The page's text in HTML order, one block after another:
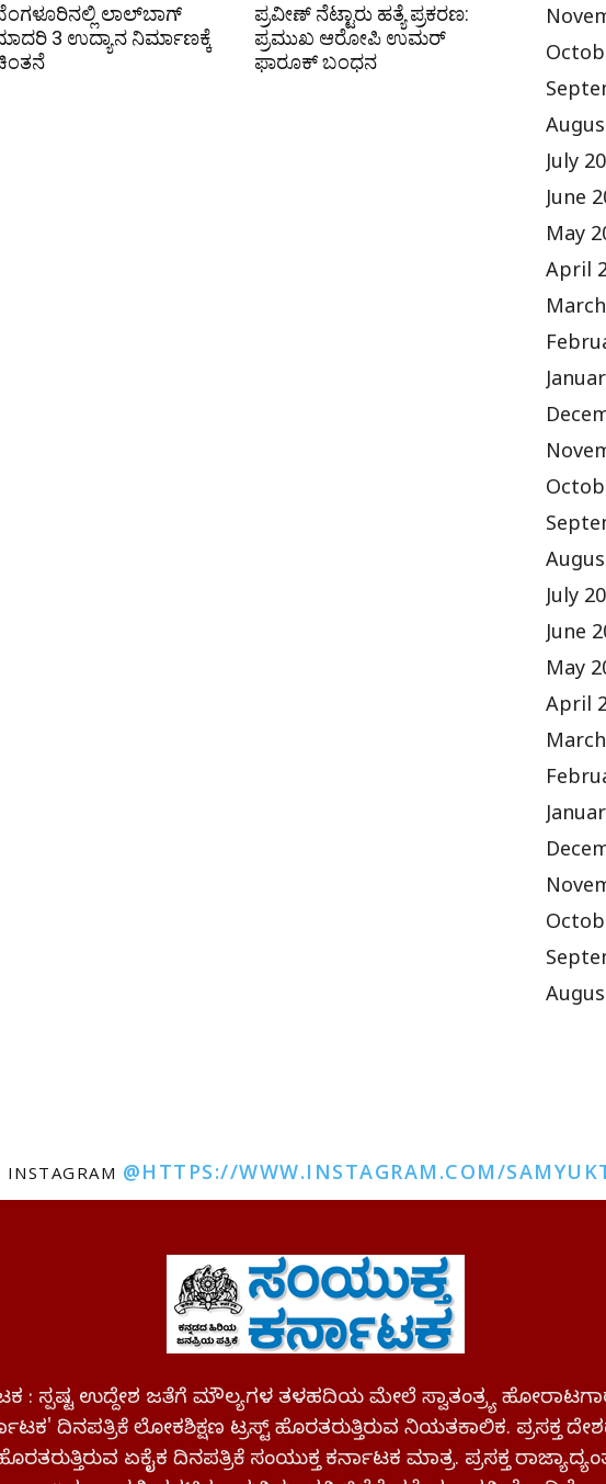
ಲಾಲ್‌ಬಾಗ್
3 ಉದ್ಯಾನ ನಿರ್ಮಾಣಕ್ಕೆ
ಪ್ರವೀಣ್ ನೆಟ್ಟಾರು ಹತ್ಯೆ ಪ್ರಕರಣ:
ಪ್ರಮುಖ ಆರೋಪಿ ಉಮರ್
ಫಾರೂಕ್ ಬಂಧನ
July
June
May
April
July
June
May
April
@HTTPS://WWW.INSTAGRAM.COM/
: ಸ್ಪಷ್ಟ ಉದ್ದೇಶ ಜತೆಗೆ ಮೌಲ್ಯಗಳ ತಳಹದಿಯ ಮೇಲೆ ಸ್ವಾತಂತ್ರ್ಯ
ದಿನಪತ್ರಿಕೆ ಲೋಕಶಿಕ್ಷಣ ಟ್ರಸ್ಟ್ ಹೊರತರುತ್ತಿರುವ ನಿಯತಕಾಲಿಕ. ಪ್ರಸಕ್ತ
ಏಕೈಕ ದಿನಪತ್ರಿಕೆ ಸಂಯುಕ್ತ ಕರ್ನಾಟಕ ಮಾತ್ರ. ಪ್ರಸಕ್ತ